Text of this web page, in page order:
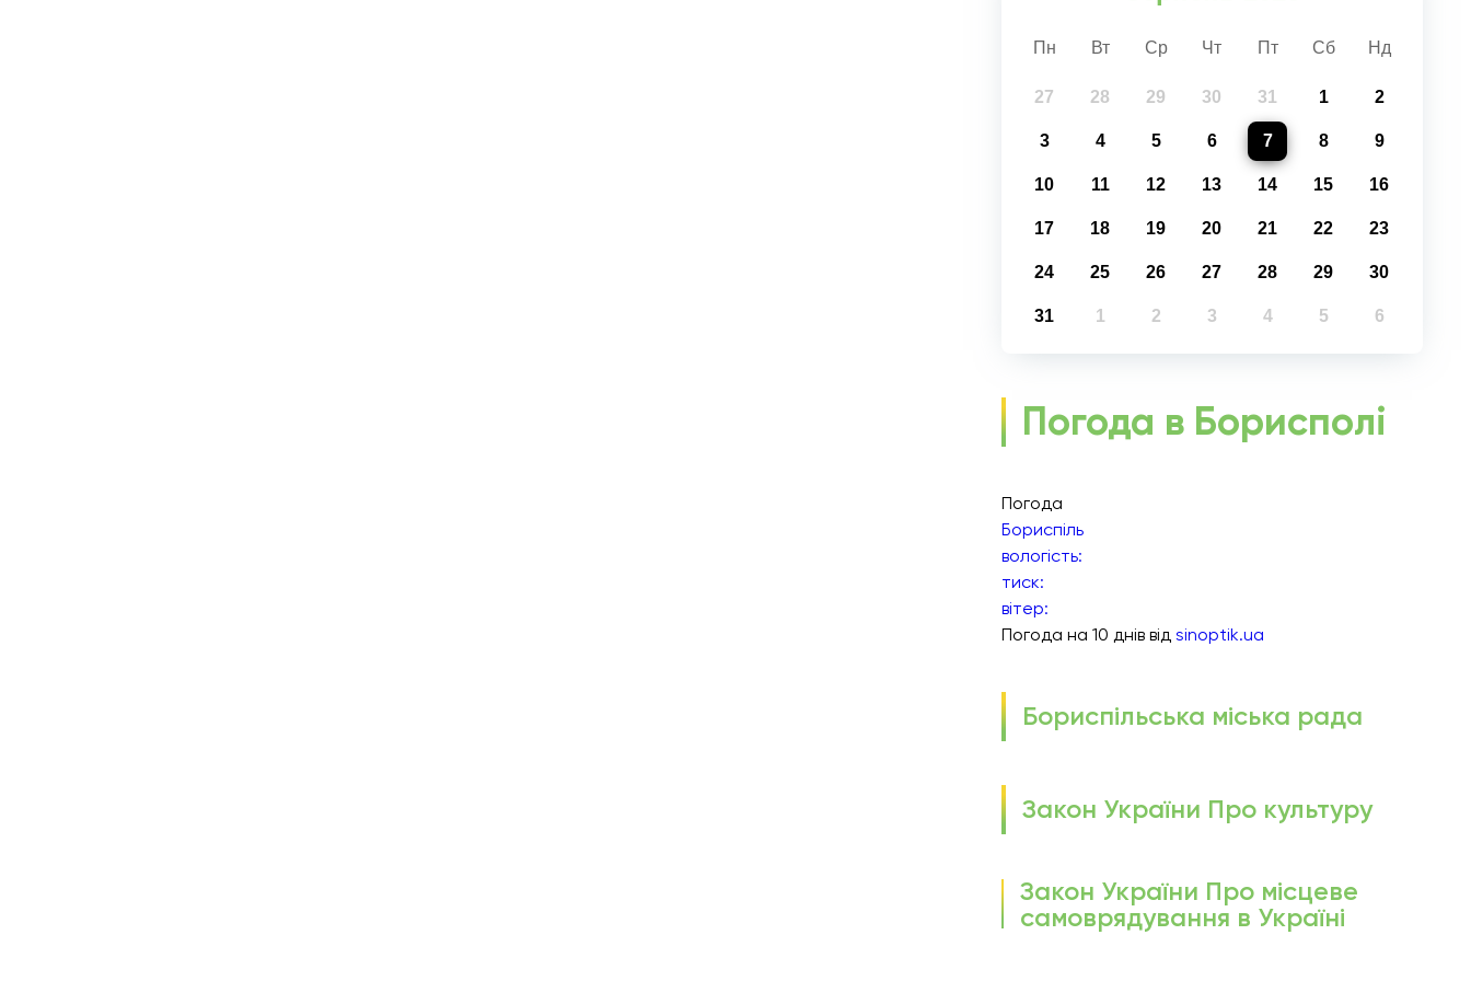
Пн Вт Ср Чт Пт Сб Нд
27 28 29 30 31 1 2
3 4 5 6 7 8 9
10 11 12 13 14 15 16
17 18 19 20 21 22 23
24 25 26 27 28 29 30
31 1 2 3 4 5 6
Погода в Борисполі
Погода
Бориспіль
вологість:
тиск:
вітер:
Погода на 10 днів від sinoptik.ua
Бориспільська міська рада
Закон України Про культуру
Закон України Про місцеве
самоврядування в Україні